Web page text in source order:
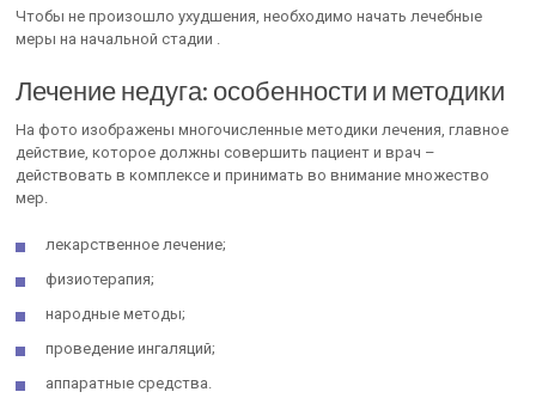
Чтобы не произошло ухудшения, необходимо начать лечебные
меры на начальной стадии .
Лечение недуга: особенности и методики
На фото изображены многочисленные методики лечения, главное
действие, которое должны совершить пациент и врач –
действовать в комплексе и принимать во внимание множество
мер.
лекарственное лечение;
физиотерапия;
народные методы;
проведение ингаляций;
аппаратные средства.